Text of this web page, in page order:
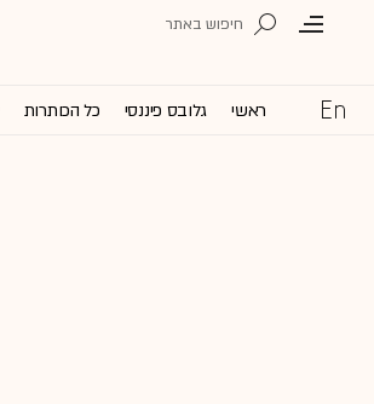
ראשי גלובס פיננסי כל הכותרות